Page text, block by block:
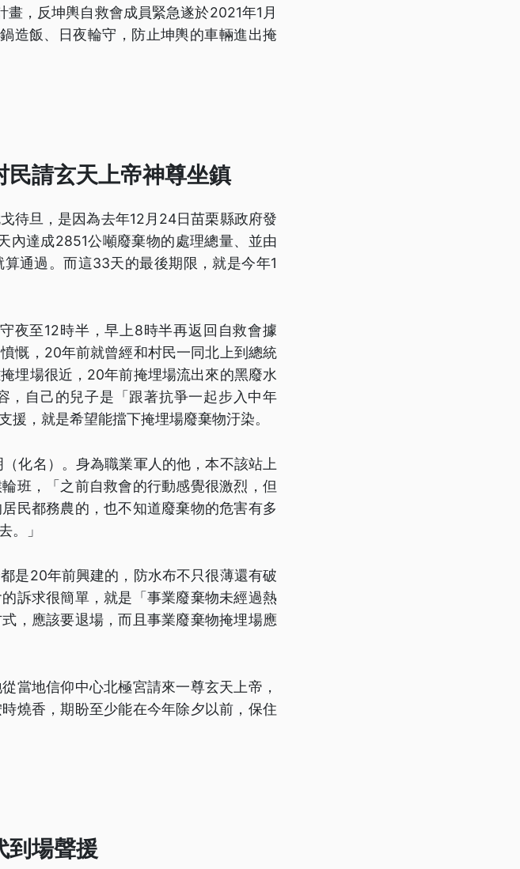
，反坤輿自救會成員緊急遂於2021年1月
造飯、日夜輪守，防止坤輿的車輛進出掩
請玄天上帝神尊坐鎮
待旦，是因為去年12月24日苗栗縣政府發
內達成2851公噸廢棄物的處理總量、並由
通過。而這33天的最後期限，就是今年1
夜至12時半，早上8時半再返回自救會據
慨，20年前就曾經和村民一同北上到總統
埋場很近，20年前掩埋場流出來的黑廢水
，自己的兒子是「跟著抗爭一起步入中年
，就是希望能擋下掩埋場廢棄物汙染。
化名）。身為職業軍人的他，本不該站上
班，「之前自救會的行動感覺很激烈，但
民都務農的，也不知道廢棄物的危害有多
。」
是20年前興建的，防水布不只很薄還有破
訴求很簡單，就是「事業廢棄物未經過熱
，應該要退場，而且事業廢棄物掩埋場應
當地信仰中心北極宮請來一尊玄天上帝，
燒香，期盼至少能在今年除夕以前，保住
到場聲援